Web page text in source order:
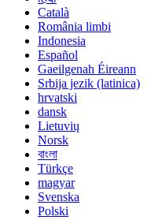
Català
România limbi
Indonesia
Español
Gaeilgenah Éireann
Srbija jezik (latinica)
hrvatski
dansk
Lietuvių
Norsk
বাংলা
Türkçe
magyar
Svenska
Polski